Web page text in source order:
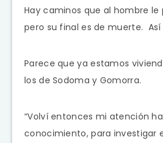
Hay caminos que al hombre le
pero su final es de muerte. Así
Parece que ya estamos
los de Sodoma y Gomorra.
“Volví entonces mi atención
conocimiento, para investigar